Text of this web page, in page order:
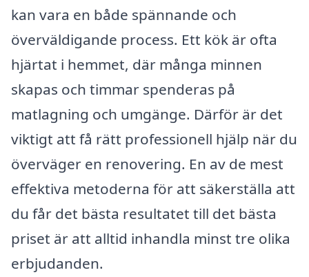
kan vara en både spännande och
överväldigande process. Ett kök är ofta
hjärtat i hemmet, där många minnen
skapas och timmar spenderas på
matlagning och umgänge. Därför är det
viktigt att få rätt professionell hjälp när du
överväger en renovering. En av de mest
effektiva metoderna för att säkerställa att
du får det bästa resultatet till det bästa
priset är att alltid inhandla minst tre olika
erbjudanden.